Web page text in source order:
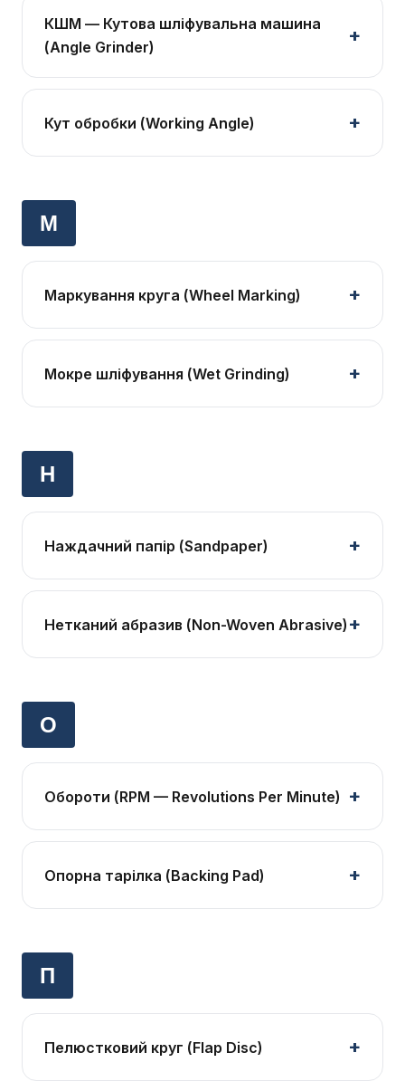
КШМ — Кутова шліфувальна машина
(Angle Grinder)
Кут обробки (Working Angle)
М
Маркування круга (Wheel Marking)
Мокре шліфування (Wet Grinding)
Н
Наждачний папір (Sandpaper)
Нетканий абразив (Non-Woven Abrasive)
О
Обороти (RPM — Revolutions Per Minute)
Опорна тарілка (Backing Pad)
П
Пелюстковий круг (Flap Disc)